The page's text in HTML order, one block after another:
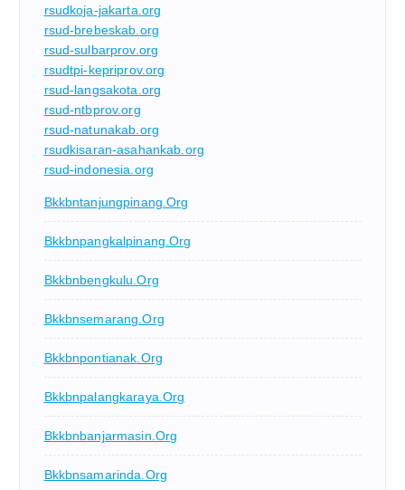
rsudkoja-jakarta.org
rsud-brebeskab.org
rsud-sulbarprov.org
rsudtpi-kepriprov.org
rsud-langsakota.org
rsud-ntbprov.org
rsud-natunakab.org
rsudkisaran-asahankab.org
rsud-indonesia.org
Bkkbntanjungpinang.org
Bkkbnpangkalpinang.org
Bkkbnbengkulu.org
Bkkbnsemarang.org
Bkkbnpontianak.org
Bkkbnpalangkaraya.org
Bkkbnbanjarmasin.org
Bkkbnsamarinda.org